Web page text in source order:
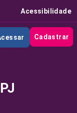
Acessibilidade
Cadastrar